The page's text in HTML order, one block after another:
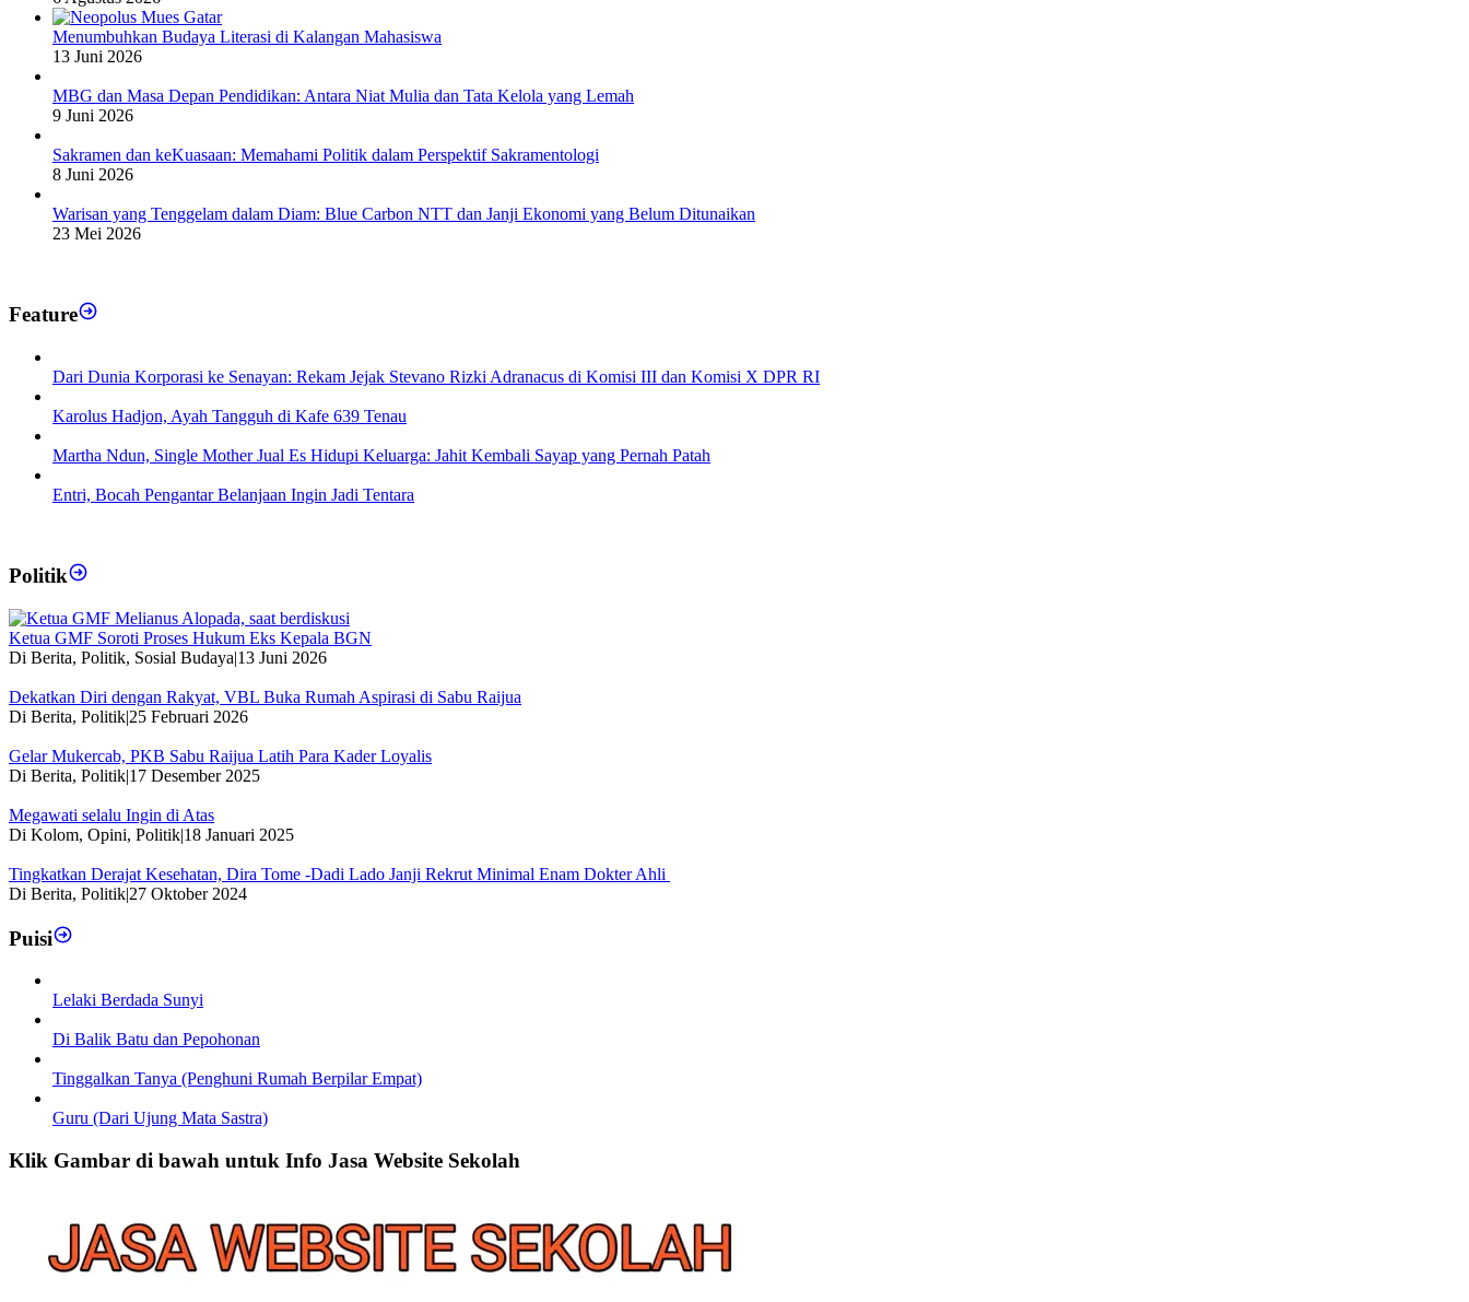
Menumbuhkan Budaya Literasi di Kalangan Mahasiswa
13 Juni 2026
MBG dan Masa Depan Pendidikan: Antara Niat Mulia dan Tata Kelola yang Lemah
9 Juni 2026
Sakramen dan keKuasaan: Memahami Politik dalam Perspektif Sakramentologi
8 Juni 2026
Warisan yang Tenggelam dalam Diam: Blue Carbon NTT dan Janji Ekonomi yang Belum Ditunaikan
23 Mei 2026
Feature
Dari Dunia Korporasi ke Senayan: Rekam Jejak Stevano Rizki Adranacus di Komisi III dan Komisi X DPR RI
Karolus Hadjon, Ayah Tangguh di Kafe 639 Tenau
Martha Ndun, Single Mother Jual Es Hidupi Keluarga: Jahit Kembali Sayap yang Pernah Patah
Entri, Bocah Pengantar Belanjaan Ingin Jadi Tentara
Politik
Ketua GMF Soroti Proses Hukum Eks Kepala BGN
Di Berita, Politik, Sosial Budaya|13 Juni 2026
Dekatkan Diri dengan Rakyat, VBL Buka Rumah Aspirasi di Sabu Raijua
Di Berita, Politik|25 Februari 2026
Gelar Mukercab, PKB Sabu Raijua Latih Para Kader Loyalis
Di Berita, Politik|17 Desember 2025
Megawati selalu Ingin di Atas
Di Kolom, Opini, Politik|18 Januari 2025
Tingkatkan Derajat Kesehatan, Dira Tome -Dadi Lado Janji Rekrut Minimal Enam Dokter Ahli
Di Berita, Politik|27 Oktober 2024
Puisi
Lelaki Berdada Sunyi
Di Balik Batu dan Pepohonan
Tinggalkan Tanya (Penghuni Rumah Berpilar Empat)
Guru (Dari Ujung Mata Sastra)
Klik Gambar di bawah untuk Info Jasa Website Sekolah